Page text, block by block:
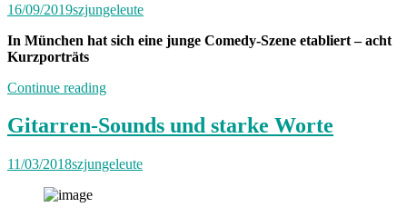
16/09/2019szjungeleute
In München hat sich eine junge Comedy-Szene etabliert – acht
Kurzporträts
Continue reading„Von
Angst,
seine
zu
Gitarren-Sounds und starke Worte
11/03/2018szjungeleute